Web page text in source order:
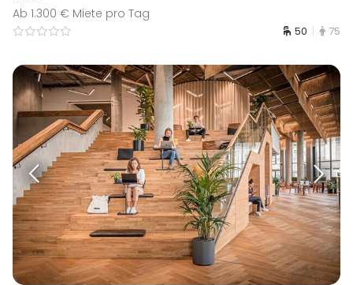
Ab 1.300 € Miete pro Tag
50 75